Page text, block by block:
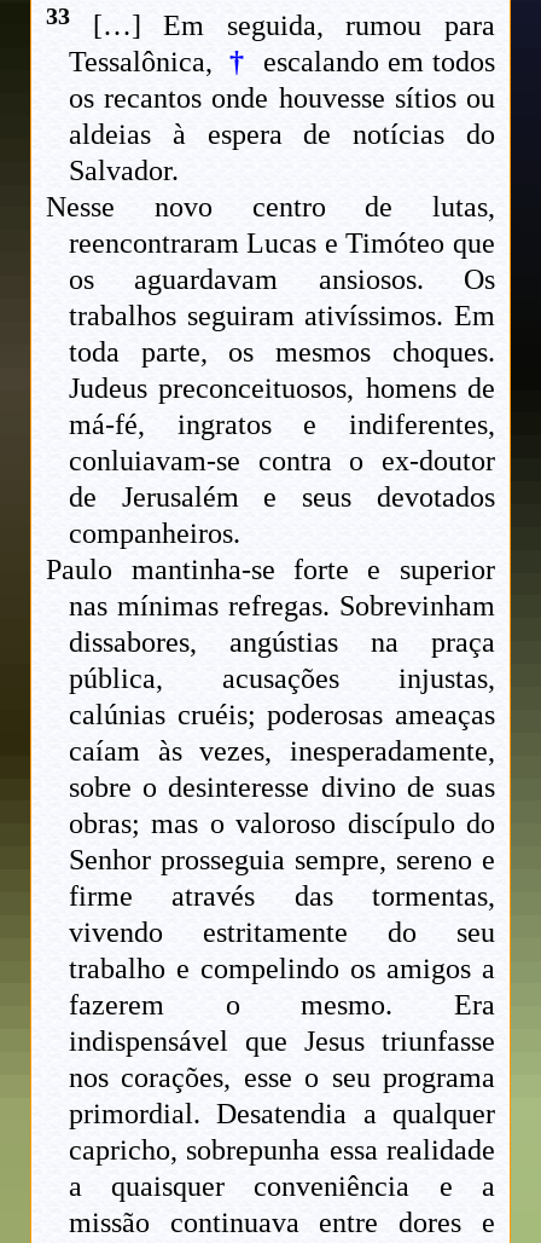
33 […] Em seguida, rumou para
Tessalônica, †
escalando em todos
os recantos onde houvesse sítios ou
aldeias à espera de notícias do
Salvador.
Nesse novo centro de lutas,
reencontraram Lucas e Timóteo que
os aguardavam ansiosos. Os
trabalhos seguiram ativíssimos. Em
toda parte, os mesmos choques.
Judeus preconceituosos, homens de
má-fé, ingratos e indiferentes,
conluiavam-se contra o ex-doutor
de Jerusalém e seus devotados
companheiros.
Paulo mantinha-se forte e superior
nas mínimas refregas. Sobrevinham
dissabores, angústias na praça
pública, acusações injustas,
calúnias cruéis; poderosas ameaças
caíam às vezes, inesperadamente,
sobre o desinteresse divino de suas
obras; mas o valoroso discípulo do
Senhor prosseguia sempre, sereno e
firme através das tormentas,
vivendo estritamente do seu
trabalho e compelindo os amigos a
fazerem o mesmo. Era
indispensável que Jesus triunfasse
nos corações, esse o seu programa
primordial. Desatendia a qualquer
capricho, sobrepunha essa realidade
a quaisquer conveniência e a
missão continuava entre dores e